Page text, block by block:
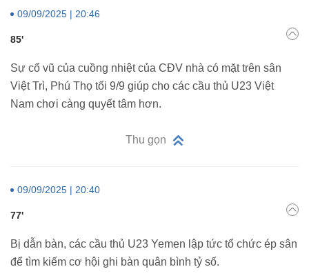
09/09/2025 | 20:46
85'
Sự cổ vũ của cuồng nhiệt của CĐV nhà có mặt trên sân
Việt Trì, Phú Thọ tối 9/9 giúp cho các cầu thủ U23 Việt
Nam chơi càng quyết tâm hơn.
Thu gọn
09/09/2025 | 20:40
77'
Bị dẫn bàn, các cầu thủ U23 Yemen lập tức tổ chức ép sân
để tìm kiếm cơ hội ghi bàn quân bình tỷ số.